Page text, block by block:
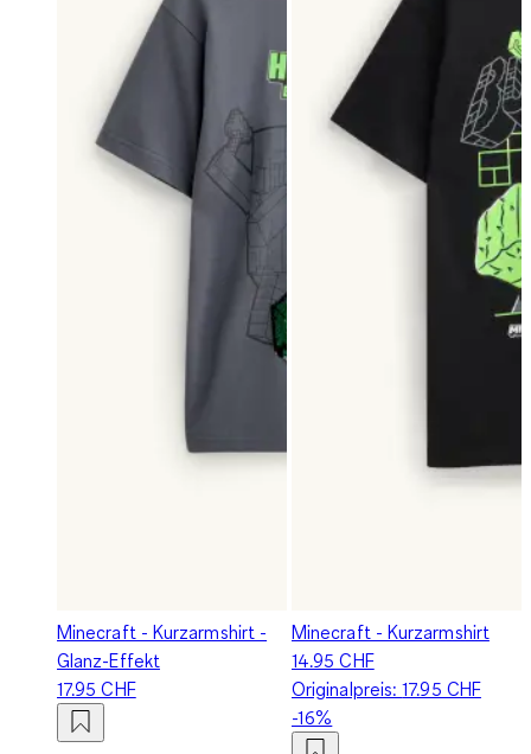
Minecraft - Kurzarmshirt -
Glanz-Effekt
17.95 CHF
Minecraft - Kurzarmshirt
14.95 CHF
Originalpreis:17.95 CHF
-16%